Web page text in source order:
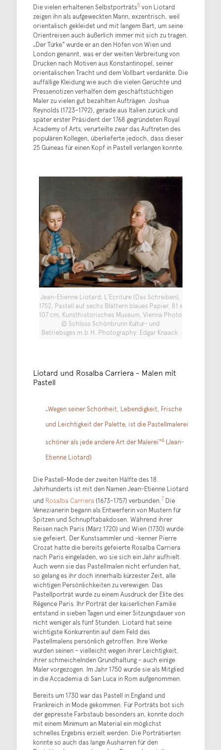
Die vielen erhaltenen Selbstporträts5von Liotard
zeigen ihn als aufgeweckten Mann, exzentrisch, weil
orientalisch gekleidet und mit langem Bart, um seine
Orientreisen auch äußerlich immer mit sich zu tragen.
„Der Türke“ wurde er an den Höfen von Wien und
London genannt, was er der weiten Verbreitung von
Drucken nach Motiven aus Konstantinopel, seiner
orientalischen Tracht und dem Vollbart verdankte. Die
auffällige Kleidung wie auch die vielen Gerüchte und
Pressenotizen verhalfen dem geschäftstüchtigen
Maler zu vielen gut bezahlten Aufträgen. Joshua
Reynolds (1723–1792), gerade aus Italien zurück und
später erster Präsident der 1768 gegründeten Royal
Academy of Arts, verurteilte zwar das Auftreten des
populären Kollegen, überlieferte jedoch, dass dieser
25 Guineas für einen Kopf in Pastell verlangen konnte.
Jean-Etienne Liotard, L’Ecriture (Das Schreiben),
1752, Pastell auf sechs Blättern blaues Papier, 81 x
107 cm, Kunsthistorisches Museum, Vienna Photo
© Schloss Schönbrunn Kultur- und
Betriebsges.m.b.H. Photography: Edgar Knaack.
Liotard und Rosalba Carriera - Malen mit
Pastell
„Wegen seiner Schönheit, Lebendigkeit, Frische
und Leichtigkeit der Palette, ist die Pastellmalerei
schöner als jede andere Art der Malerei“6(Jean-
Etienne Liotard)
Die Pastell-Mode der zweiten Hälfte des 18.
Jahrhunderts ist mit den Namen Jean-Etienne Liotard
und Rosalba Carriera (1673–1757) verbunden.7 Die
Venezianerin begann als Entwerferin von Mustern für
Spitzen und Schnupftabakdosen. Während ihrer
Reisen nach Paris (März 1720) und Wien (1730) wurde
sie gefeiert. Der Kunstsammler und -kenner Pierre
Crozat hatte die bereits gefeierte Rosalba Carriera
nach Paris eingeladen, wo sie sich ein Jahr aufhielt.
Auch wenn sie das Pastellmalen nicht erfunden hat,
so gelang es ihr doch innerhalb kürzester Zeit, alle
wichtigen Persönlichkeiten zu verewigen. Das
Pastellporträt wurde zu einem Ausdruck der Elite des
Régence Paris. Ihr Porträt der kaiserlichen Familie
entstand in sieben Tagen und einer Sitzungsdauer von
nicht weniger als fünf Stunden. Liotard hat seine
wichtigste Konkurrentin auf dem Feld des
Pastellmalens persönlich getroffen. Ihre Werke
wurden seinen – vielleicht wegen ihrer Leichtigkeit,
ihrer schmeichelnden Grundhaltung – auch einige
Maler vorgezogen. Im Jahr 1750 wurde sie als Mitglied
in die Accademia di San Luca in Rom aufgenommen.
Bereits um 1730 war das Pastell in England und
Frankreich in Mode gekommen. Für Porträts bot sich
der gepresste Farbstaub besonders an, konnte doch
mit einem Minimum an Material ein möglichst
schnelles Ergebnis erzielt werden. Die Porträtierten
konnte so auch das lange Ausharren für den